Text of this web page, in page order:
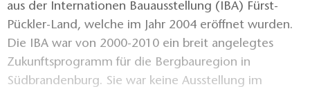
aus der Internationen Bauausstellung (IBA) Fürst-
Pückler-Land, welche im Jahr 2004 eröffnet wurden.
Die IBA war von 2000-2010 ein breit angelegtes
Zukunftsprogramm für die Bergbauregion in
Südbrandenburg. Sie war keine Ausstellung im